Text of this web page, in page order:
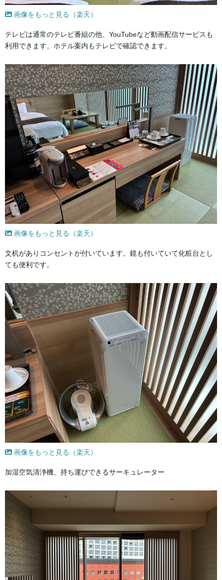
画像をもっと見る（楽天）
テレビは通常のテレビ番組の他、YouTubeなど動画配信サービスも
利用できます。ホテル案内もテレビで確認できます。
画像をもっと見る（楽天）
文机がありコンセントが付いています。鏡も付いていて化粧台とし
ても便利です。
画像をもっと見る（楽天）
加湿空気清浄機、持ち運びできるサーキュレーター